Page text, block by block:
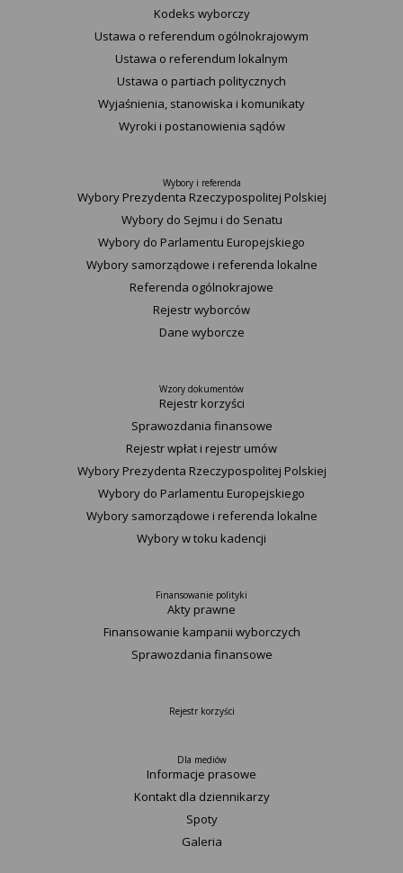
Kodeks wyborczy
Ustawa o referendum ogólnokrajowym
Ustawa o referendum lokalnym
Ustawa o partiach politycznych
Wyjaśnienia, stanowiska i komunikaty
Wyroki i postanowienia sądów
Wybory i referenda
Wybory Prezydenta Rzeczypospolitej Polskiej
Wybory do Sejmu i do Senatu
Wybory do Parlamentu Europejskiego
Wybory samorządowe i referenda lokalne
Referenda ogólnokrajowe
Rejestr wyborców
Dane wyborcze
Wzory dokumentów
Rejestr korzyści
Sprawozdania finansowe
Rejestr wpłat i rejestr umów
Wybory Prezydenta Rzeczypospolitej Polskiej
Wybory do Parlamentu Europejskiego
Wybory samorządowe i referenda lokalne
Wybory w toku kadencji
Finansowanie polityki
Akty prawne
Finansowanie kampanii wyborczych
Sprawozdania finansowe
Rejestr korzyści
Dla mediów
Informacje prasowe
Kontakt dla dziennikarzy
Spoty
Galeria